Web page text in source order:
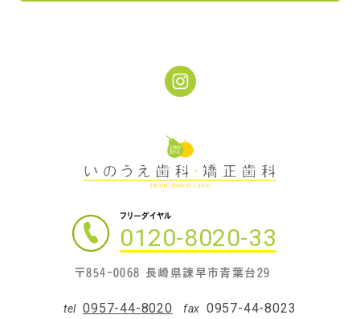
フリーダイヤル
0120-8020-33
〒854-0068 長崎県諫早市青葉台29
tel 0957-44-8020 fax 0957-44-8023